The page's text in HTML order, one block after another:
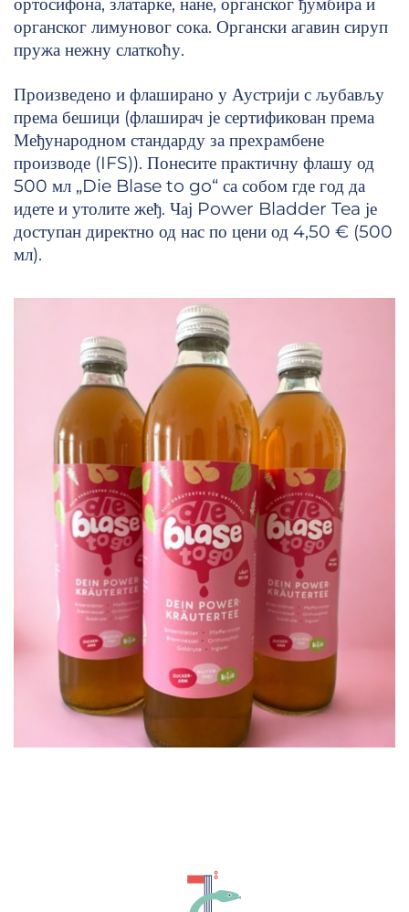
органског лимуновог сока. Органски агавин сируп
пружа нежну слаткоћу.
Произведено и флаширано у Аустрији с љубављу
према бешици (флаширач је сертификован према
Међународном стандарду за прехрамбене
производе (IFS)). Понесите практичну флашу од
500 мл „Die Blase to go“ са собом где год да
идете и утолите жеђ. Чај Power Bladder Tea је
доступан директно од нас по цени од 4,50 € (500
мл).